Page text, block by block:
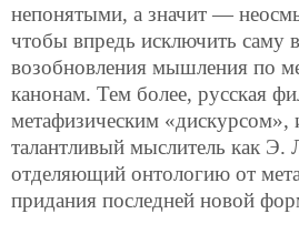
непонятыми, а значит —
чтобы впредь исключить саму
возобновления мышления по
канонам. Тем более, русская
метафизическим «дискурсом»,
талантливый мыслитель как Э.
отделяющий онтологию от
придания последней новой